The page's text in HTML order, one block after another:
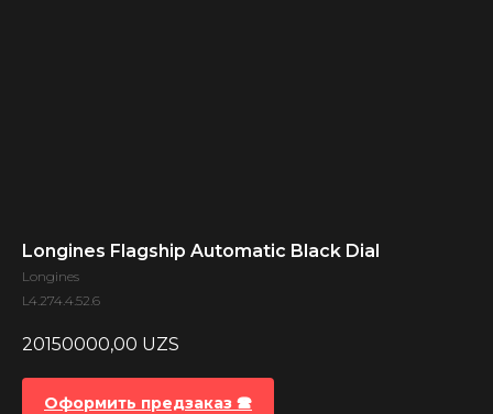
Longines Flagship Automatic Black Dial
Longines
L4.274.4.52.6
20150000,00 UZS
Оформить предзаказ 🕿